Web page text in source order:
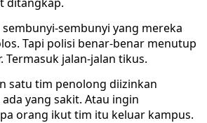
sembunyi-sembunyi yang mereka
Tapi polisi benar-benar menutup
Termasuk jalan-jalan tikus.
satu tim penolong diizinkan
yang sakit. Atau ingin
orang ikut tim itu keluar kampus.